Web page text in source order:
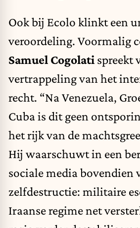
Ook bij Ecolo klinkt een
veroordeling. Voormalig
Samuel Cogolati spreekt
vertrappeling van het
recht. “Na Venezuela,
Cuba is dit geen
het rijk van de
Hij waarschuwt in een
sociale media bovendien
zelfdestructie: militaire
Iraanse regime net